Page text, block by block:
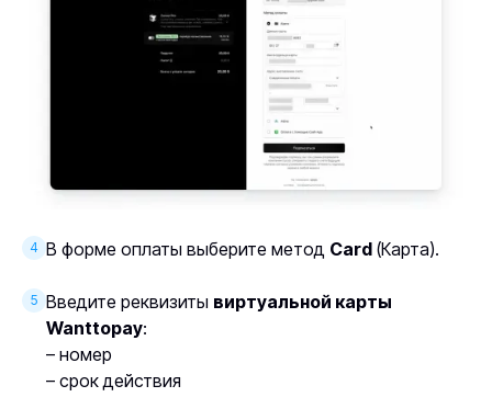
4 В форме оплаты выберите метод Card (Карта).
5 Введите реквизиты виртуальной карты
Wanttopay:
– номер
– срок действия